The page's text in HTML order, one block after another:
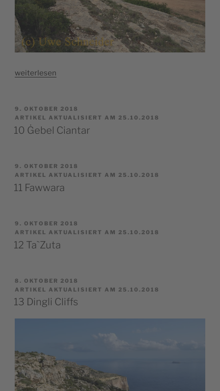
„09
weiterlesen
VERÖFFENTLICHT
AM
9. OKTOBER 2018
ARTIKEL AKTUALISIERT AM 25.10.2018
10 Ġebel Ciantar
VERÖFFENTLICHT
AM
9. OKTOBER 2018
ARTIKEL AKTUALISIERT AM 25.10.2018
11 Fawwara
VERÖFFENTLICHT
AM
9. OKTOBER 2018
ARTIKEL AKTUALISIERT AM 25.10.2018
12 Ta`Zuta
VERÖFFENTLICHT
AM
8. OKTOBER 2018
ARTIKEL AKTUALISIERT AM 25.10.2018
13 Dingli Cliffs